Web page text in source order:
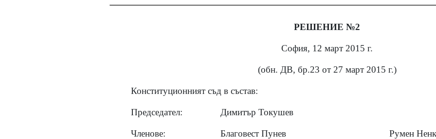
РЕШЕНИЕ №2
София, 12 март 2015 г.
(обн. ДВ, бр.23 от 27 март 2015 г.)
Конституционният съд в състав:
Председател: Димитър Токушев
Членове: Благовест Пунев Румен